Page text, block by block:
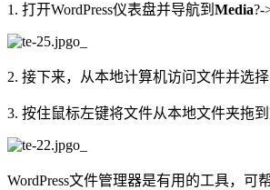
1. 打开WordPress仪表盘并导航到 Media?-
2. 接下来，从本地计算机访问文件并选择
3. 按住鼠标左键将文件从本地文件夹拖
WordPress文件管理器是有用的工具，